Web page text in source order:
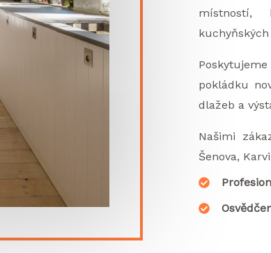
místností,
pokládku
dlažeb a
Našimi
Šenova,